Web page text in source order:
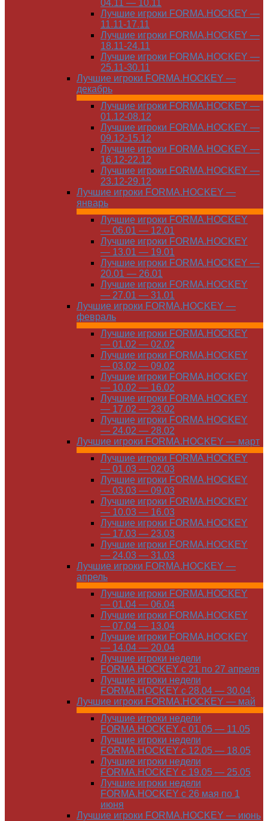
04.11 — 10.11
Лучшие игроки FORMA.HOCKEY —
11.11-17.11
Лучшие игроки FORMA.HOCKEY —
18.11-24.11
Лучшие игроки FORMA.HOCKEY —
25.11-30.11
Лучшие игроки FORMA.HOCKEY —
декабрь
Лучшие игроки FORMA.HOCKEY —
01.12-08.12
Лучшие игроки FORMA.HOCKEY —
09.12-15.12
Лучшие игроки FORMA.HOCKEY —
16.12-22.12
Лучшие игроки FORMA.HOCKEY —
23.12-29.12
Лучшие игроки FORMA.HOCKEY —
январь
Лучшие игроки FORMA.HOCKEY
— 06.01 — 12.01
Лучшие игроки FORMA.HOCKEY
— 13.01 — 19.01
Лучшие игроки FORMA.HOCKEY —
20.01 — 26.01
Лучшие игроки FORMA.HOCKEY
— 27.01 — 31.01
Лучшие игроки FORMA.HOCKEY —
февраль
Лучшие игроки FORMA.HOCKEY
— 01.02 — 02.02
Лучшие игроки FORMA.HOCKEY
— 03.02 — 09.02
Лучшие игроки FORMA.HOCKEY
— 10.02 — 16.02
Лучшие игроки FORMA.HOCKEY
— 17.02 — 23.02
Лучшие игроки FORMA.HOCKEY
— 24.02 — 28.02
Лучшие игроки FORMA.HOCKEY — март
Лучшие игроки FORMA.HOCKEY
— 01.03 — 02.03
Лучшие игроки FORMA.HOCKEY
— 03.03 — 09.03
Лучшие игроки FORMA.HOCKEY
— 10.03 — 16.03
Лучшие игроки FORMA.HOCKEY
— 17.03 — 23.03
Лучшие игроки FORMA.HOCKEY
— 24.03 — 31.03
Лучшие игроки FORMA.HOCKEY —
апрель
Лучшие игроки FORMA.HOCKEY
— 01.04 — 06.04
Лучшие игроки FORMA.HOCKEY
— 07.04 — 13.04
Лучшие игроки FORMA.HOCKEY
— 14.04 — 20.04
Лучшие игроки недели
FORMA.HOCKEY с 21 по 27 апреля
Лучшие игроки недели
FORMA.HOCKEY с 28.04 — 30.04
Лучшие игроки FORMA.HOCKEY — май
Лучшие игроки недели
FORMA.HOCKEY с 01.05 — 11.05
Лучшие игроки недели
FORMA.HOCKEY с 12.05 — 18.05
Лучшие игроки недели
FORMA.HOCKEY с 19.05 — 25.05
Лучшие игроки недели
FORMA.HOCKEY с 26 мая по 1
июня
Лучшие игроки FORMA.HOCKEY — июнь